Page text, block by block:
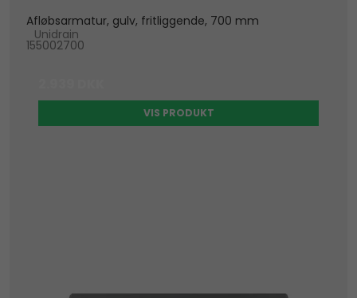
Afløbsarmatur, gulv, fritliggende, 700 mm
Unidrain
155002700
VIS PRODUKT